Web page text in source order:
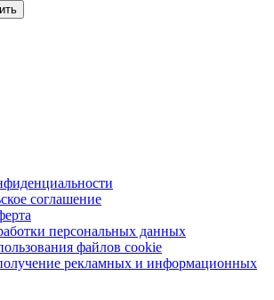
соглашение
персональных данных
файлов cookie
рекламных и информационных